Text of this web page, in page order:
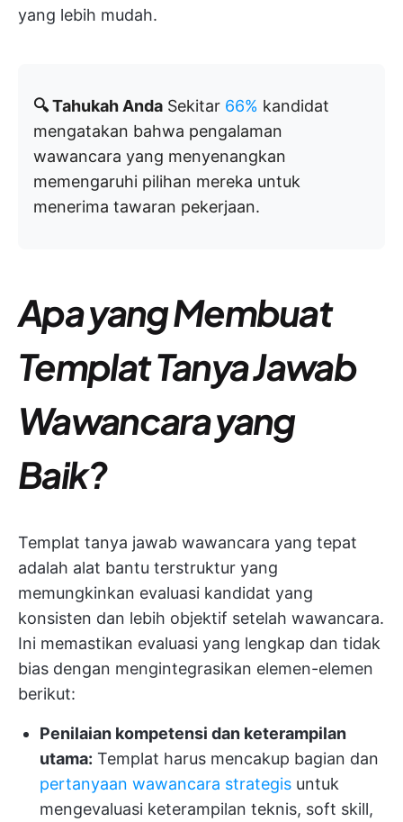
yang lebih mudah.
🔍 Tahukah Anda Sekitar 66% kandidat
mengatakan bahwa pengalaman
wawancara yang menyenangkan
memengaruhi pilihan mereka untuk
menerima tawaran pekerjaan.
Apa yang Membuat
Templat Tanya Jawab
Wawancara yang
Baik?
Templat tanya jawab wawancara yang tepat
adalah alat bantu terstruktur yang
memungkinkan evaluasi kandidat yang
konsisten dan lebih objektif setelah wawancara.
Ini memastikan evaluasi yang lengkap dan tidak
bias dengan mengintegrasikan elemen-elemen
berikut:
Penilaian kompetensi dan keterampilan
utama: Templat harus mencakup bagian dan
pertanyaan wawancara strategis untuk
mengevaluasi keterampilan teknis, soft skill,